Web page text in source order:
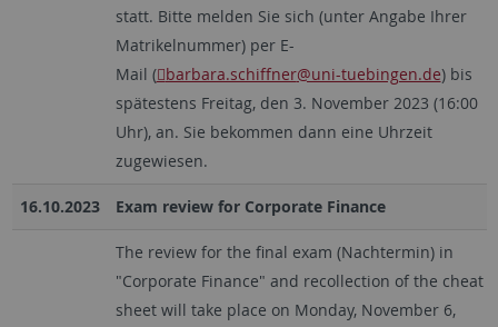
statt. Bitte melden Sie sich (unter Angabe Ihrer
Matrikelnummer) per E-
Mail ( barbara.schiffner@uni-tuebingen.de) bis
spätestens Freitag, den 3. November 2023 (16:00
Uhr), an. Sie bekommen dann eine Uhrzeit
zugewiesen.
16.10.2023 Exam review for Corporate Finance
The review for the final exam (Nachtermin) in
"Corporate Finance" and recollection of the cheat
sheet will take place on Monday, November 6,